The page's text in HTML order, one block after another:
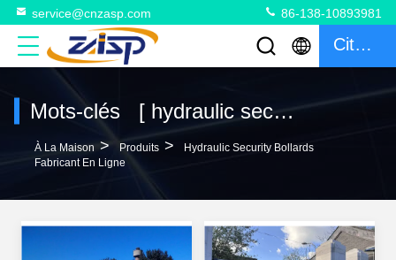
service@cnzasp.com 86-138-10893981
Citation
Mots-clés [ hydraulic security bollards ] correspondance 120 produits
À La Maison > Produits >
Hydraulic Security Bollards
Fabricant En Ligne